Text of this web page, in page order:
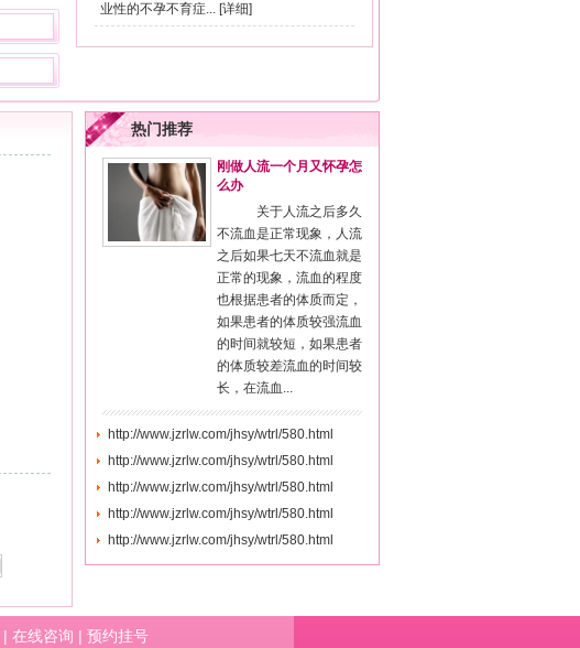
业性的不孕不育症... [详细]
热门推荐
刚做人流一个月又怀孕怎
么办
关于人流之后多久
不流血是正常现象，人流
之后如果七天不流血就是
正常的现象，流血的程度
也根据患者的体质而定，
如果患者的体质较强流血
的时间就较短，如果患者
的体质较差流血的时间较
长，在流血...
http://www.jzrlw.com/jhsy/wtrl/580.html
http://www.jzrlw.com/jhsy/wtrl/580.html
http://www.jzrlw.com/jhsy/wtrl/580.html
http://www.jzrlw.com/jhsy/wtrl/580.html
http://www.jzrlw.com/jhsy/wtrl/580.html
| 在线咨询 | 预约挂号